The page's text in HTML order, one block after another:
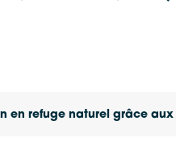
en refuge naturel grâce